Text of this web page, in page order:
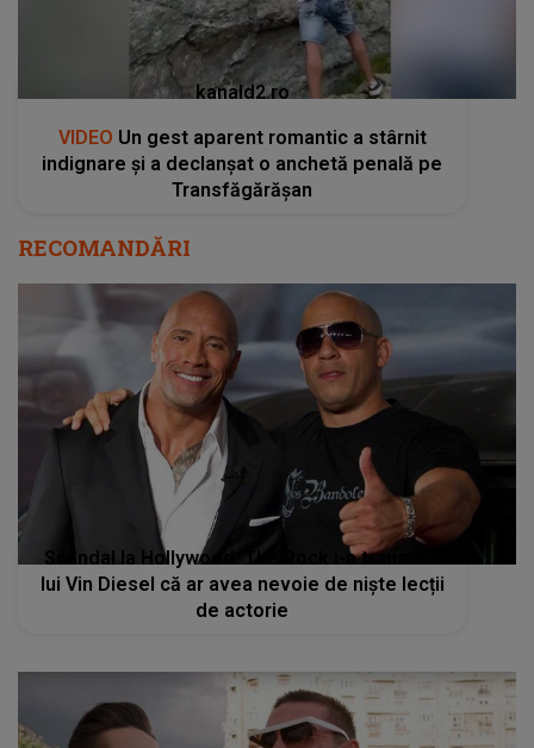
kanald2.ro
VIDEO Un gest aparent romantic a stârnit
indignare și a declanșat o anchetă penală pe
Transfăgărășan
RECOMANDĂRI
Scandal la Hollywood. The Rock i-a transmis
lui Vin Diesel că ar avea nevoie de niște lecții
de actorie